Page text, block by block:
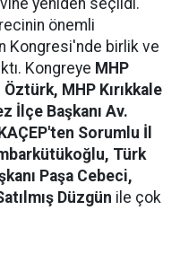
önemli
Kongresi'nde birlik ve
Kongreye MHP
MHP Kırıkkale
İlçe Başkanı Av.
Sorumlu İl
Türk
Paşa Cebeci,
Düzgün ile çok